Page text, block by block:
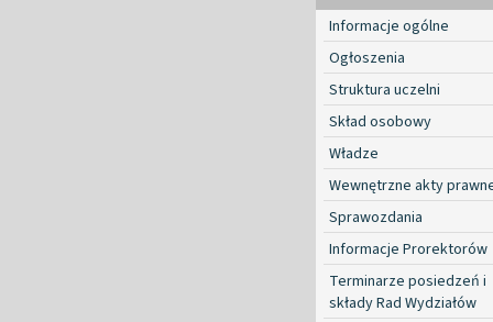
Informacje ogólne
Ogłoszenia
Struktura uczelni
Skład osobowy
Władze
Wewnętrzne akty
Sprawozdania
Informacje Prorektorów
Terminarze posiedzeń i
składy Rad Wydziałów